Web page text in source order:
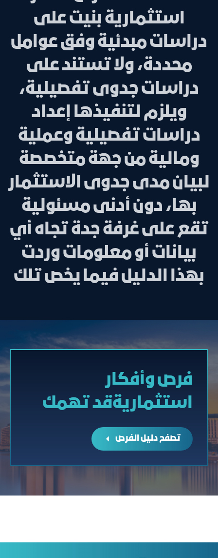
استثمارية بنيت على
دراسات مبدئية وفق عوامل
محددة، ولا تستند على
دراسات جدوى تفصيلية،
ويلزم لتنفيذها إعداد
دراسات تفصيلية وعملية
ومالية من جهة متخصصة
لبيان مدى جدوى الاستثمار
بها، دون أدنى مسئولية
تقع على غرفة جدة تجاه أي
بيانات أو معلومات وردت
بهذا الدليل فيما يخص تلك
فرص وأفكار
استثماريةقد تهمك
تصفح دليل الفرص